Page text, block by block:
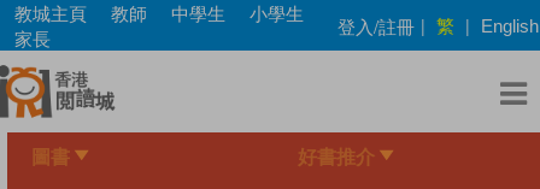
Skip
main
content
教城主頁 教師 中學生
小學生
家長
登入/註冊 | 繁 | English
圖書 好書推介